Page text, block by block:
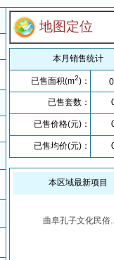
地图定位
本月销售统计
已售面积(m2)： 0
已售套数：
已售价格(元)：
已售均价(元)：
本区域最新项目
曲阜孔子文化民俗